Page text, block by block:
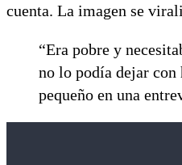
cuenta. La imagen se
“Era pobre y
no lo podía dejar con
pequeño en una